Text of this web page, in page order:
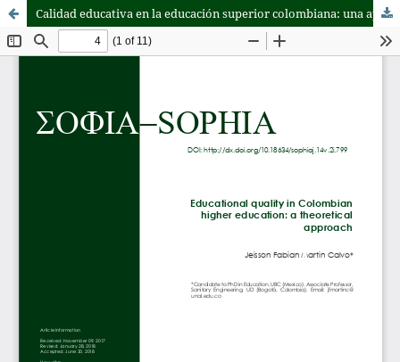
Calidad educativa en la educación superior colombiana: una aproximación teórica